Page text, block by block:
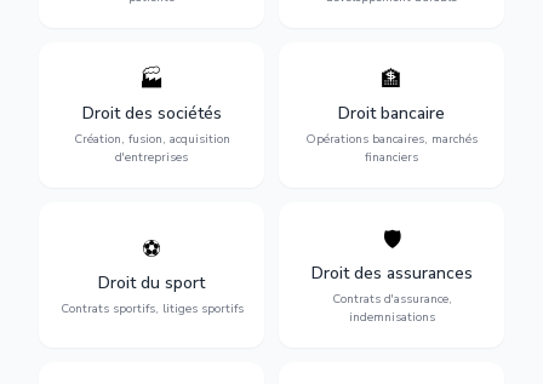
🏭
Droit des sociétés
Création, fusion, acquisition
d'entreprises
Structuration de votre
société : création, fusion-
acquisition, gouvernance et
restructuration.
🏦
Droit bancaire
Opérations bancaires, marchés
financiers
Gestion de vos opérations
financières : contentieux
bancaire, investissements et
régulation.
⚽
Droit du sport
Contrats sportifs, litiges sportifs
Expertise en droit sportif :
transferts, sponsoring et
contentieux.
🛡️
Droit des assurances
Contrats d'assurance,
indemnisations
Défense de vos intérêts :
contrats d'assurance,
sinistres et indemnisations
optimales.